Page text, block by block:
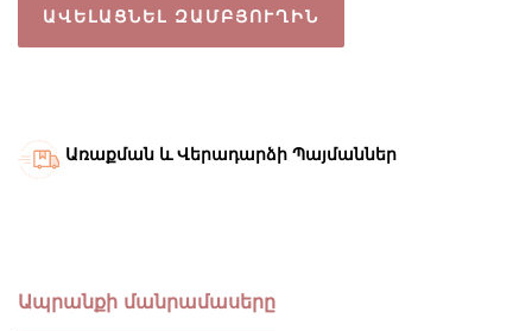
ԱՎԵԼԱՑՆԵԼ ԶԱՄԲՅՈՒՂԻՆ
Առաքման և Վերադարձի Պայմաններ
Ապրանքի մանրամասերը